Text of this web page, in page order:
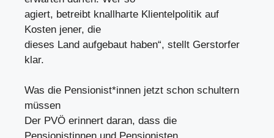
agiert, betreibt knallharte Klientelpolitik auf
Kosten jener, die
dieses Land aufgebaut haben“, stellt Gerstorfer
klar.
Was die Pensionist*innen jetzt schon schultern
müssen
Der PVÖ erinnert daran, dass die